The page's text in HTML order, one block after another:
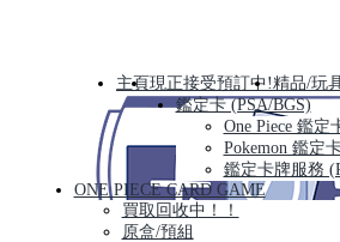
主頁現正接受預訂中!精品/玩
鑑定卡 (PSA/BGS)
One Piece 鑑定
Pokemon 鑑定
鑑定卡牌服務
ONE PIECE CARD GAME
買取回收中！！
原盒/預組